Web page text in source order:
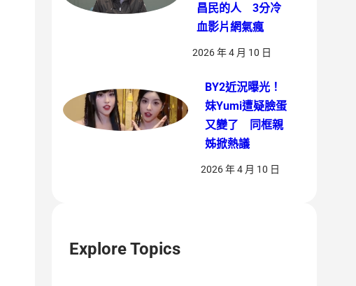
昌民的人 3分冷
血影片網氣瘋
2026 年 4 月 10 日
BY2近況曝光！
妹Yumi遭疑臉蛋
又變了 同框親
姊掀熱議
2026 年 4 月 10 日
Explore Topics